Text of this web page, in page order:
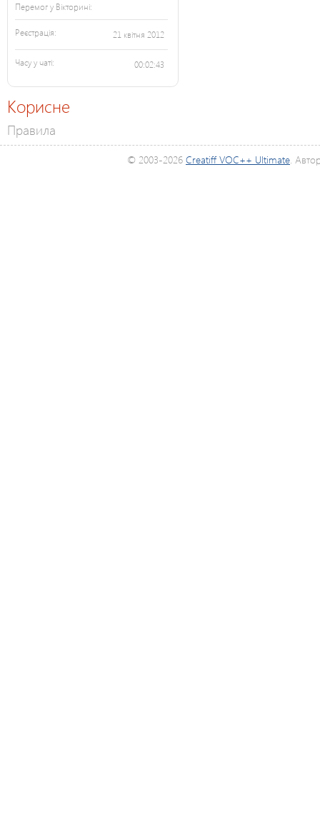
Перемог у Вікторині:
Реєстрація: 21 квітня 2012
Часу у чаті: 00:02:43
Корисне
Правила
© 2003-2026 Creatiff VOC++ Ultimate.